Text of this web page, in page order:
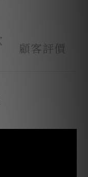
顧客評價